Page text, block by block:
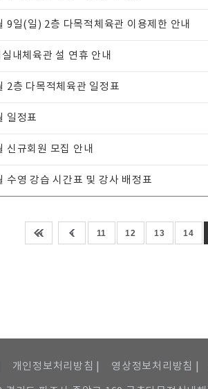
9일(일) 2층 다목적체육관 이용제한 안내
내체육관 설 연휴 안내
2층 다목적체육관 일정표
일정표
신규회원 모집 안내
수영 강습 시간표 및 강사 배정표
11 12 13 14
개인정보처리방침 | 영상정보처리방침 |